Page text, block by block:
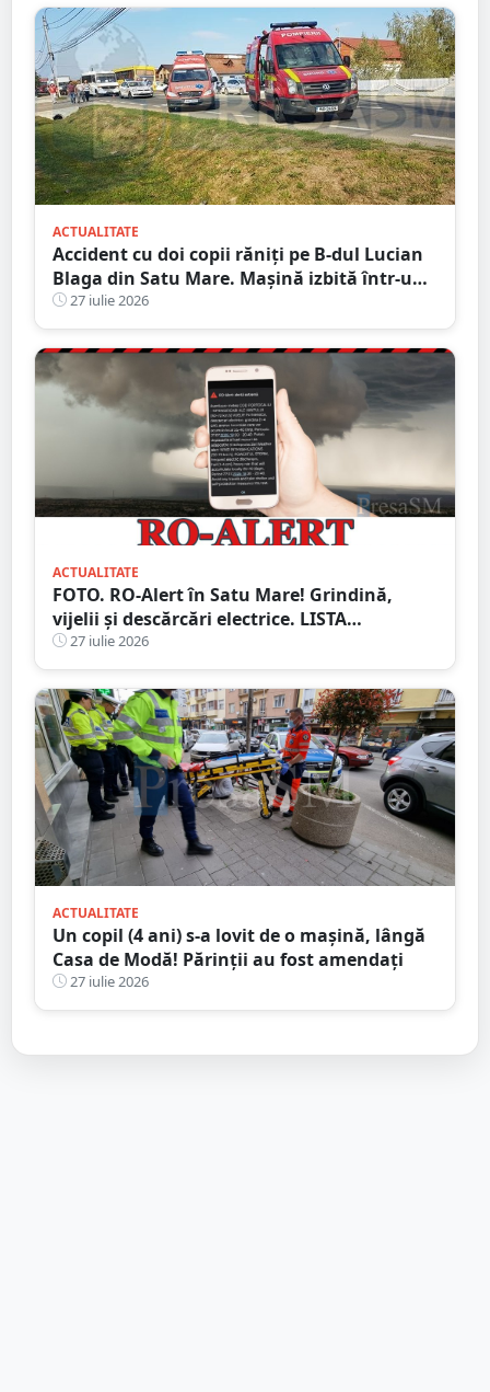
ACTUALITATE
Accident cu doi copii răniți pe B-dul Lucian
Blaga din Satu Mare. Mașină izbită într-un
stâlp
27 iulie 2026
ACTUALITATE
FOTO. RO-Alert în Satu Mare! Grindină,
vijelii și descărcări electrice. LISTA
localităților vizate
27 iulie 2026
ACTUALITATE
Un copil (4 ani) s-a lovit de o mașină, lângă
Casa de Modă! Părinții au fost amendați
27 iulie 2026